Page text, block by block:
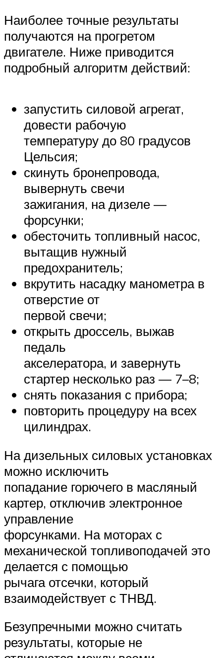
Наиболее точные результаты
получаются на прогретом
двигателе. Ниже приводится
подробный алгоритм действий:
запустить силовой агрегат,
довести рабочую
температуру до 80 градусов
Цельсия;
скинуть бронепровода,
вывернуть свечи
зажигания, на дизеле —
форсунки;
обесточить топливный насос,
вытащив нужный
предохранитель;
вкрутить насадку манометра в
отверстие от
первой свечи;
открыть дроссель, выжав
педаль
акселератора, и завернуть
стартер несколько раз — 7–8;
снять показания с прибора;
повторить процедуру на всех
цилиндрах.
На дизельных силовых установках
можно исключить
попадание горючего в масляный
картер, отключив электронное
управление
форсунками. На моторах с
механической топливоподачей это
делается с помощью
рычага отсечки, который
взаимодействует с ТНВД.
Безупречными можно считать
результаты, которые не